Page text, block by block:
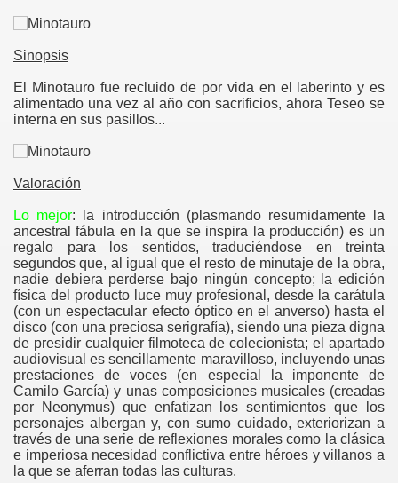
Sinopsis
El Minotauro fue recluido de por vida en el laberinto y es
alimentado una vez al año con sacrificios, ahora Teseo se
interna en sus pasillos...
Valoración
Lo mejor: la introducción (plasmando resumidamente la
ancestral fábula en la que se inspira la producción) es un
regalo para los sentidos, traduciéndose en treinta
segundos que, al igual que el resto de minutaje de la obra,
nadie debiera perderse bajo ningún concepto; la edición
física del producto luce muy profesional, desde la carátula
(con un espectacular efecto óptico en el anverso) hasta el
disco (con una preciosa serigrafía), siendo una pieza digna
de presidir cualquier filmoteca de colecionista; el apartado
audiovisual es sencillamente maravilloso, incluyendo unas
prestaciones de voces (en especial la imponente de
Camilo García) y unas composiciones musicales (creadas
por Neonymus) que enfatizan los sentimientos que los
personajes albergan y, con sumo cuidado, exteriorizan a
través de una serie de reflexiones morales como la clásica
e imperiosa necesidad conflictiva entre héroes y villanos a
la que se aferran todas las culturas.
terror
2023